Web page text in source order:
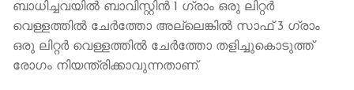
ബാധിച്ചവയില്‍ ബാവിസ്റ്റിന്‍ 1 ഗ്രാം ഒരു ലിറ്റര്‍
വെള്ളത്തില്‍ ചേര്‍ത്തോ അല്ലെങ്കില്‍ സാഫ് 3 ഗ്രാം
ഒരു ലിറ്റര്‍ വെള്ളത്തില്‍ ചേര്‍ത്തോ തളിച്ചുകൊടുത്ത്
രോഗം നിയന്ത്രിക്കാവുന്നതാണ്.